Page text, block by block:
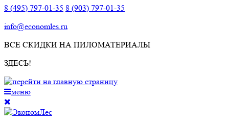
8 (495) 797-01-35 8 (903) 797-01-35
info@economles.ru
ВСЕ СКИДКИ НА ПИЛОМАТЕРИАЛЫ
ЗДЕСЬ!
меню